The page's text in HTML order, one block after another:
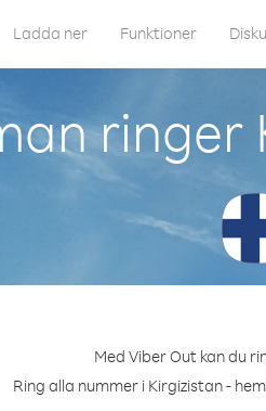
Ladda ner Funktioner
ringer
Med Viber Out kan du
Ring alla nummer i Kirgizistan -